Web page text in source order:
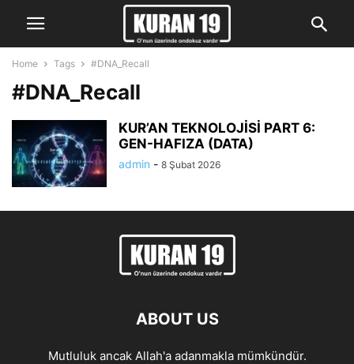
Home Tags #DNA_Recall
#DNA_Recall
KUR’AN TEKNOLOJİSİ PART 6:
GEN-HAFIZA (DATA)
admin - 8 Şubat 2026
ABOUT US
Mutluluk ancak Allah'a adanmakla mümkündür.